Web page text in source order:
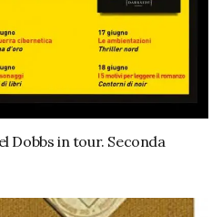
Dobbs in tour. Seconda